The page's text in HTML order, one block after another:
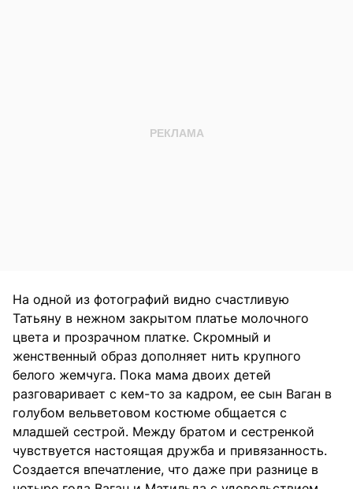
На одной из фотографий видно счастливую
Татьяну в нежном закрытом платье молочного
цвета и прозрачном платке. Скромный и
женственный образ дополняет нить крупного
белого жемчуга. Пока мама двоих детей
разговаривает с кем-то за кадром, ее сын Ваган в
голубом вельветовом костюме общается с
младшей сестрой. Между братом и сестренкой
чувствуется настоящая дружба и привязанность.
Создается впечатление, что даже при разнице в